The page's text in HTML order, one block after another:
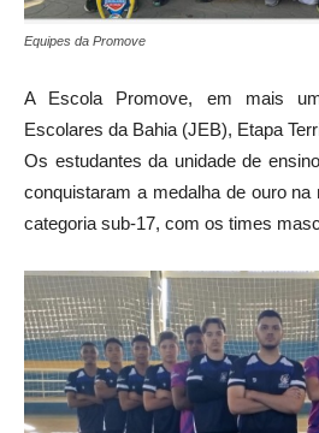
Equipes da Promove
A Escola Promove, em mais
Escolares da Bahia (JEB), Etapa
Os estudantes da unidade de
conquistaram a medalha de ouro
categoria sub-17, com os times